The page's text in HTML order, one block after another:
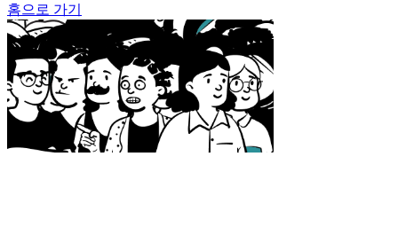
홈으로 가기